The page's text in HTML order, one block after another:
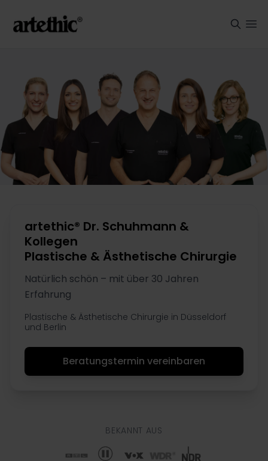
artethic® Dr. Schuhmann &
Kollegen
Plastische & Ästhetische Chirurgie
Natürlich schön – mit über 30 Jahren
Erfahrung
Plastische & Ästhetische Chirurgie in Düsseldorf
und Berlin
Beratungstermin vereinbaren
BEKANNT AUS